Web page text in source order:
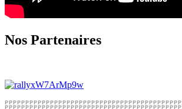
Nos Partenaires